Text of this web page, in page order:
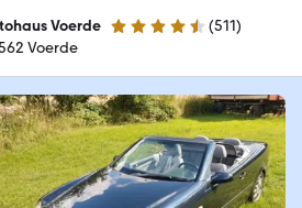
Voerde 4.5 Sterne (511)
Voerde